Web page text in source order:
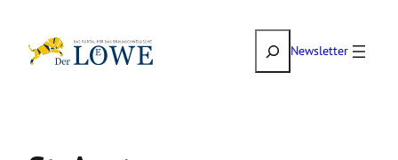
Inhalt
SuchenNewsletter